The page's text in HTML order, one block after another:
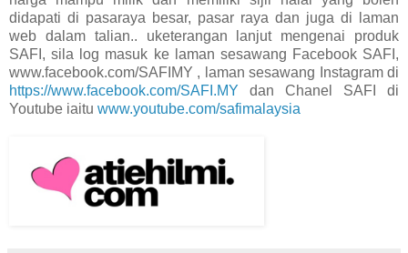
didapati di pasaraya besar, pasar raya dan juga di laman
web dalam talian.. uketerangan lanjut mengenai produk
SAFI, sila log masuk ke laman sesawang Facebook SAFI,
www.facebook.com/SAFIMY , laman sesawang Instagram di
https://www.facebook.com/SAFI.MY dan Chanel SAFI di
Youtube iaitu www.youtube.com/safimalaysia